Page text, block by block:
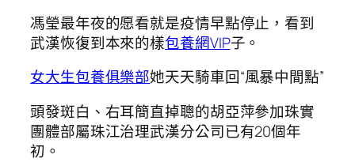
馮瑩最年夜的愿看就是疫情早點停止，看到
武漢恢復到本來的樣包養網VIP子。
女大生包養俱樂部她天天騎車回“風暴中間點”
頭發斑白、右耳簡直掉聰的胡亞萍參加珠實
團體部屬珠江治理武漢分公司已有20個年
初。